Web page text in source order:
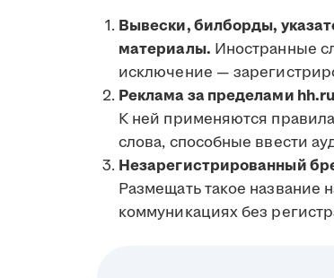
Вывески, билборды,
материалы. Иностранные
исключение —
Реклама за пределами hh.ru
К ней применяются
слова, способные ввести
Незарегистрированный
Размещать такое название
коммуникациях без